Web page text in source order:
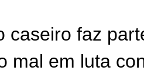
caseiro faz
mal em luta